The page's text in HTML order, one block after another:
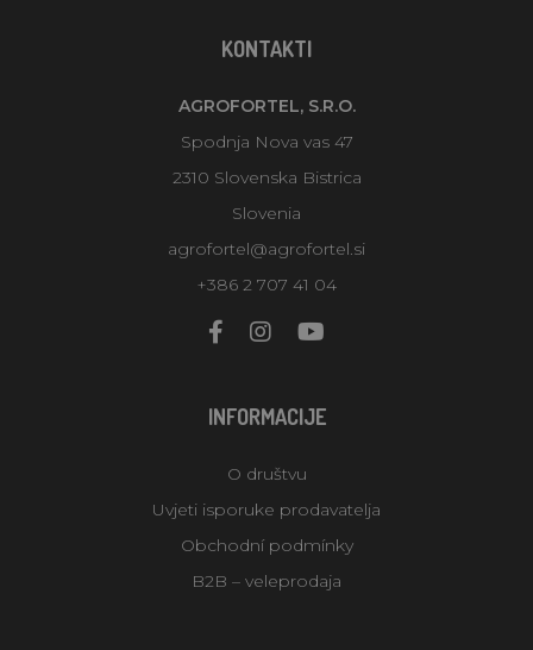
KONTAKTI
AGROFORTEL, S.R.O.
Spodnja Nova vas 47
2310 Slovenska Bistrica
Slovenia
agrofortel@agrofortel.si
+386 2 707 41 04
INFORMACIJE
O društvu
Uvjeti isporuke prodavatelja
Obchodní podmínky
B2B – veleprodaja